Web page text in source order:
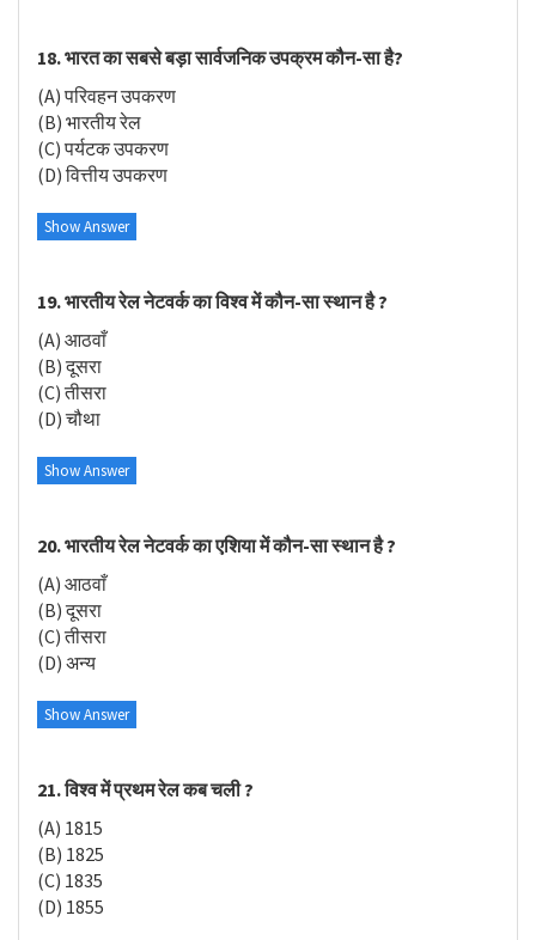
18. भारत का सबसे बड़ा सार्वजनिक उपक्रम कौन-सा है?
(A) परिवहन उपकरण
(B) भारतीय रेल
(C) पर्यटक उपकरण
(D) वित्तीय उपकरण
Show Answer
19. भारतीय रेल नेटवर्क का विश्व में कौन-सा स्थान है ?
(A) आठवाँ
(B) दूसरा
(C) तीसरा
(D) चौथा
Show Answer
20. भारतीय रेल नेटवर्क का एशिया में कौन-सा स्थान है ?
(A) आठवाँ
(B) दूसरा
(C) तीसरा
(D) अन्य
Show Answer
21. विश्व में प्रथम रेल कब चली ?
(A) 1815
(B) 1825
(C) 1835
(D) 1855